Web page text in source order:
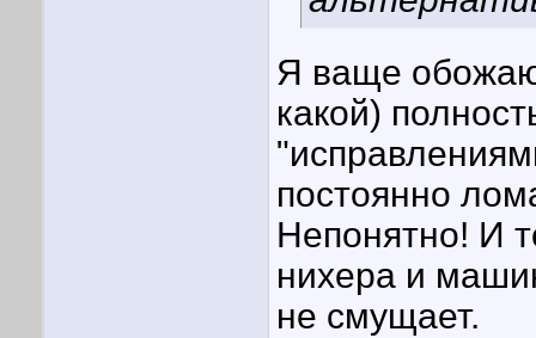
Я ваще
какой)
постоянно
Непонятно! И
нихера и
не смущает.